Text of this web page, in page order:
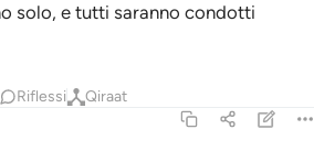
solo, e tutti saranno condotti
Riflessi Qiraat